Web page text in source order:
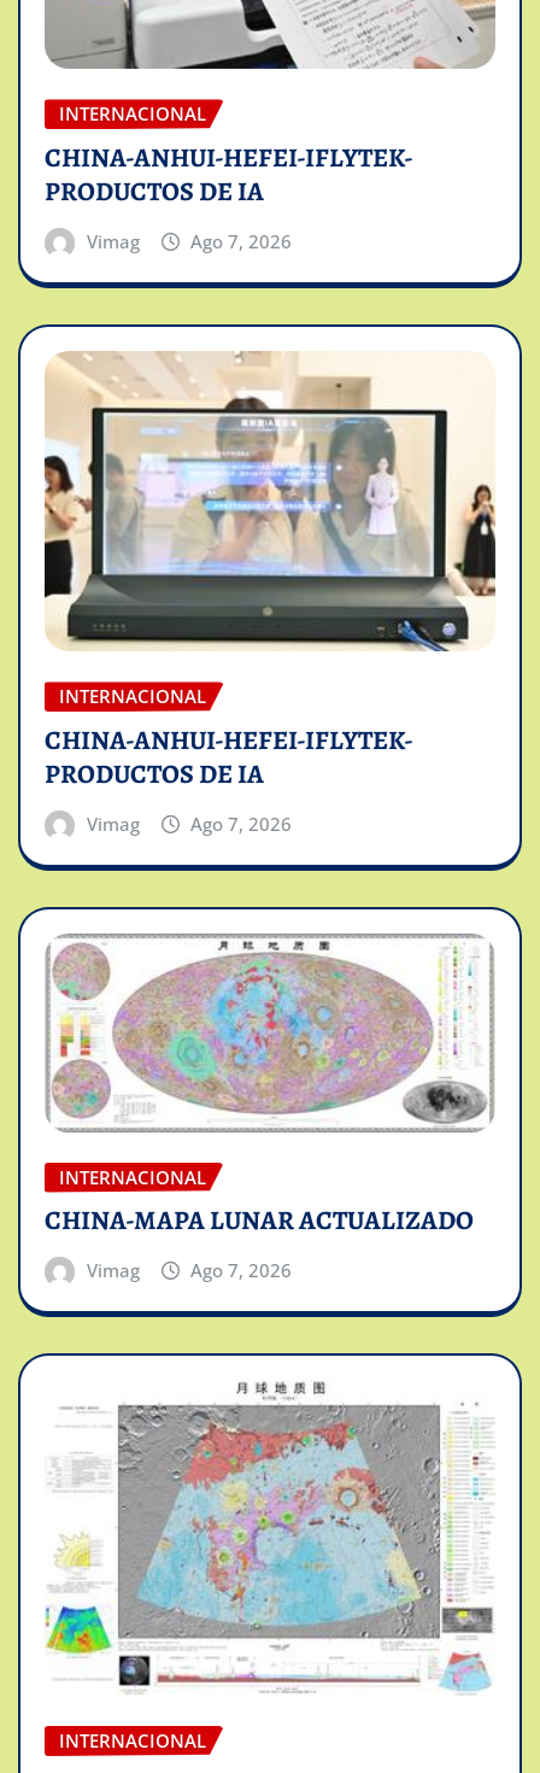
INTERNACIONAL
CHINA-ANHUI-HEFEI-IFLYTEK-
PRODUCTOS DE IA
Vimag Ago 7, 2026
INTERNACIONAL
CHINA-ANHUI-HEFEI-IFLYTEK-
PRODUCTOS DE IA
Vimag Ago 7, 2026
INTERNACIONAL
CHINA-MAPA LUNAR ACTUALIZADO
Vimag Ago 7, 2026
INTERNACIONAL